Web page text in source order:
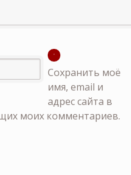
Сохранить моё
имя, email и
адрес сайта в
моих комментариев.